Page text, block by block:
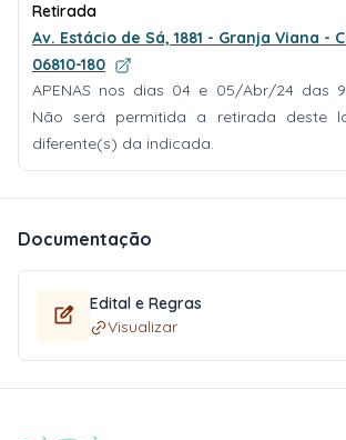
Retirada
Av. Estácio de Sá, 1881 - Granja Viana -
06810-180
APENAS nos dias 04 e 05/Abr/24 das
Não será permitida a retirada deste
diferente(s) da indicada.
Documentação
Edital e Regras
Visualizar